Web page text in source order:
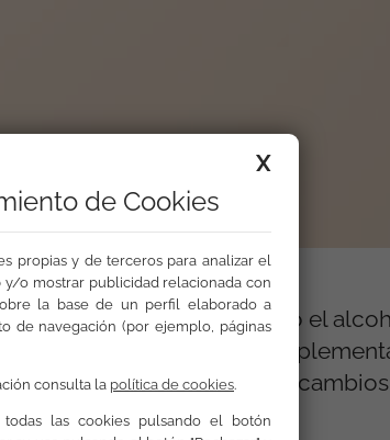
que no han probado el
el marco teórico de la
capaz de lograr buenos
X
de Cookies
propias y de terceros para analizar el
y/o mostrar publicidad relacionada con
la base de un perfil elaborado a
de navegación (por ejemplo, páginas
consulta la política de cookies.
todas las cookies pulsando el botón